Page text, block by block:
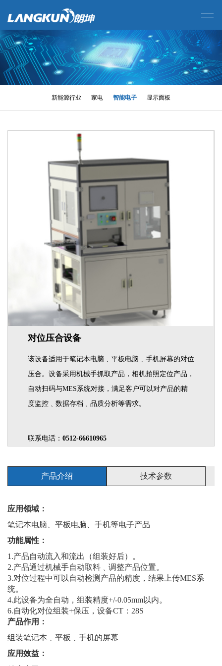
新能源行业 家电 智能电子 显示面板
对位压合设备
该设备适用于笔记本电脑﹑平板电脑﹑手机屏幕的对位
压合。设备采用机械手抓取产品，相机拍照定位产品，
自动扫码与MES系统对接，满足客户可以对产品的精
度监控﹑数据存档﹑品质分析等需求。
联系电话： 0512-66610965
产品介绍 技术参数
应用领域：
笔记本电脑、平板电脑、手机等电子产品
功能属性：
1.产品自动流入和流出（组装好后）。
2.产品通过机械手自动取料﹑调整产品位置。
3.对位过程中可以自动检测产品的精度，结果上传MES系
统。
4.此设备为全自动，组装精度+/-0.05mm以内。
6.自动化对位组装+保压，设备CT：28S
产品作用：
组装笔记本﹑平板﹑手机的屏幕
应用效益：